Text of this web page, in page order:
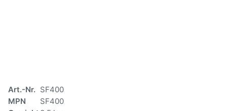
Art.-Nr. SF400
MPN
SF400